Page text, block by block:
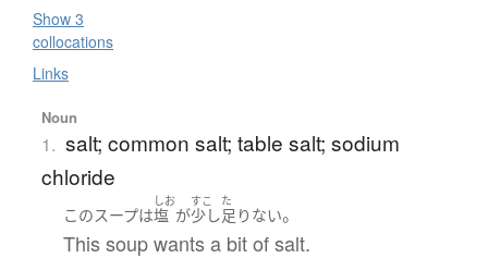
Show 3
collocations
Links
Noun
1. salt; common salt; table salt; sodium
chloride
このスープは
しお
塩 が
すこ
少し
た
足りない。
This soup wants a bit of salt.